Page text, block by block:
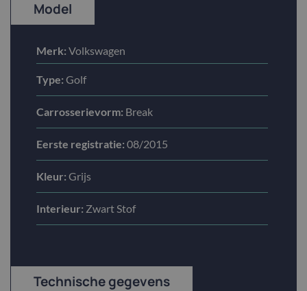
Model
Merk: Volkswagen
Type: Golf
Carrosserievorm: Break
Eerste registratie: 08/2015
Kleur: Grijs
Interieur: Zwart Stof
Technische gegevens